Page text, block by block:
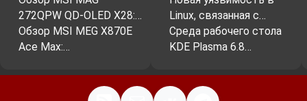
272QPW QD-OLED X28:…
Обзор MSI MEG X870E
Ace Max:…
Linux, связанная с…
Среда рабочего стола
KDE Plasma 6.8…